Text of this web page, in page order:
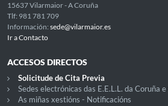
15637 Vilarmaior - A Coruña
Tlf: 981 781 709
Información: sede@vilarmaior.es
Ir a Contacto
ACCESOS DIRECTOS
Solicitude de Cita Previa
Sedes electrónicas das E.E.L.L. da Coruña
As miñas xestións - Notificacións